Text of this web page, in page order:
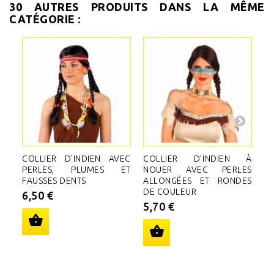
30 AUTRES PRODUITS DANS LA MÊME
CATÉGORIE :
COLLIER D'INDIEN AVEC
PERLES, PLUMES ET
FAUSSES DENTS
6,50 €
COLLIER D'INDIEN À
NOUER AVEC PERLES
ALLONGÉES ET RONDES
DE COULEUR
5,70 €